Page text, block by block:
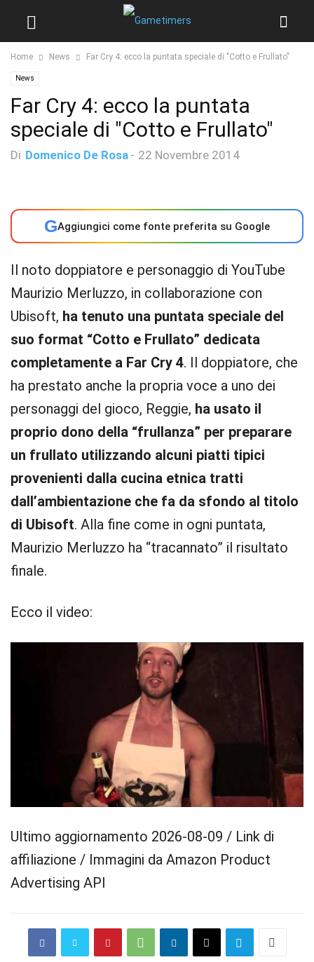
Home News Far Cry 4: ecco la puntata speciale di "Cotto e Frullato"
News
Far Cry 4: ecco la puntata
speciale di "Cotto e Frullato"
Di Domenico De Rosa - 22 Novembre 2014
GAggiungici come fonte preferita su Google
Il noto doppiatore e personaggio di YouTube
Maurizio Merluzzo, in collaborazione con
Ubisoft, ha tenuto una puntata speciale del
suo format “Cotto e Frullato” dedicata
completamente a Far Cry 4. Il doppiatore, che
ha prestato anche la propria voce a uno dei
personaggi del gioco, Reggie, ha usato il
proprio dono della “frullanza” per preparare
un frullato utilizzando alcuni piatti tipici
provenienti dalla cucina etnica tratti
dall’ambientazione che fa da sfondo al titolo
di Ubisoft. Alla fine come in ogni puntata,
Maurizio Merluzzo ha “tracannato” il risultato
finale.
Ecco il video:
Ultimo aggiornamento 2026-08-09 / Link di
affiliazione / Immagini da Amazon Product
Advertising API